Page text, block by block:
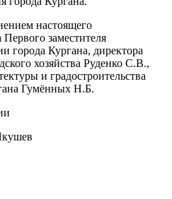
настоящего
заместителя
города Кургана, директора
хозяйства Руденко С.В.,
и градостроительства
Гумённых Н.Б.